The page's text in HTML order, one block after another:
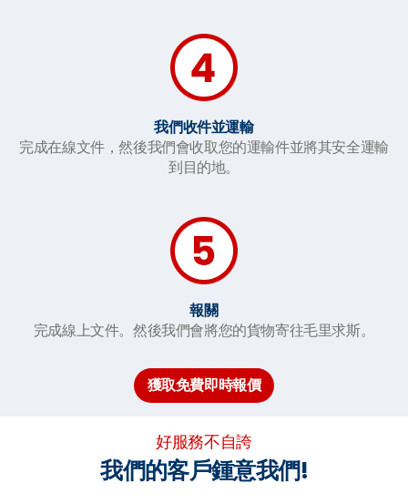
我們收件並運輸
完成在線文件，然後我們會收取您的運輸件並將其安全運輸
到目的地。
報關
完成線上文件。然後我們會將您的貨物寄往毛里求斯。
獲取免費即時報價
好服務不自誇
我們的客戶鍾意我們!